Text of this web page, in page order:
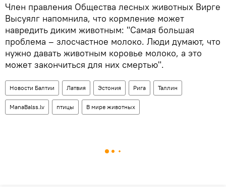
Член правления Общества лесных животных Вирге
Высуялг напомнила, что кормление может
навредить диким животным: "Самая большая
проблема – злосчастное молоко. Люди думают, что
нужно давать животным коровье молоко, а это
может закончиться для них смертью".
Новости Балтии Латвия Эстония Рига Таллин
ManaBalss.lv птицы В мире животных